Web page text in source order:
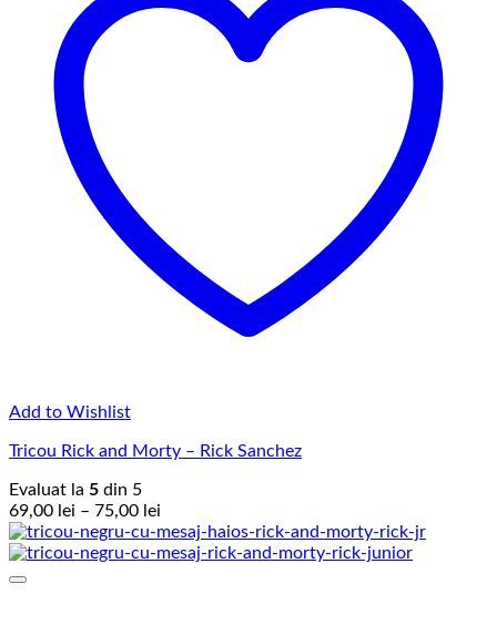
Add to Wishlist
Tricou Rick and Morty – Rick Sanchez
Evaluat la 5 din 5
69,00 lei – 75,00 lei
de
prețuri: